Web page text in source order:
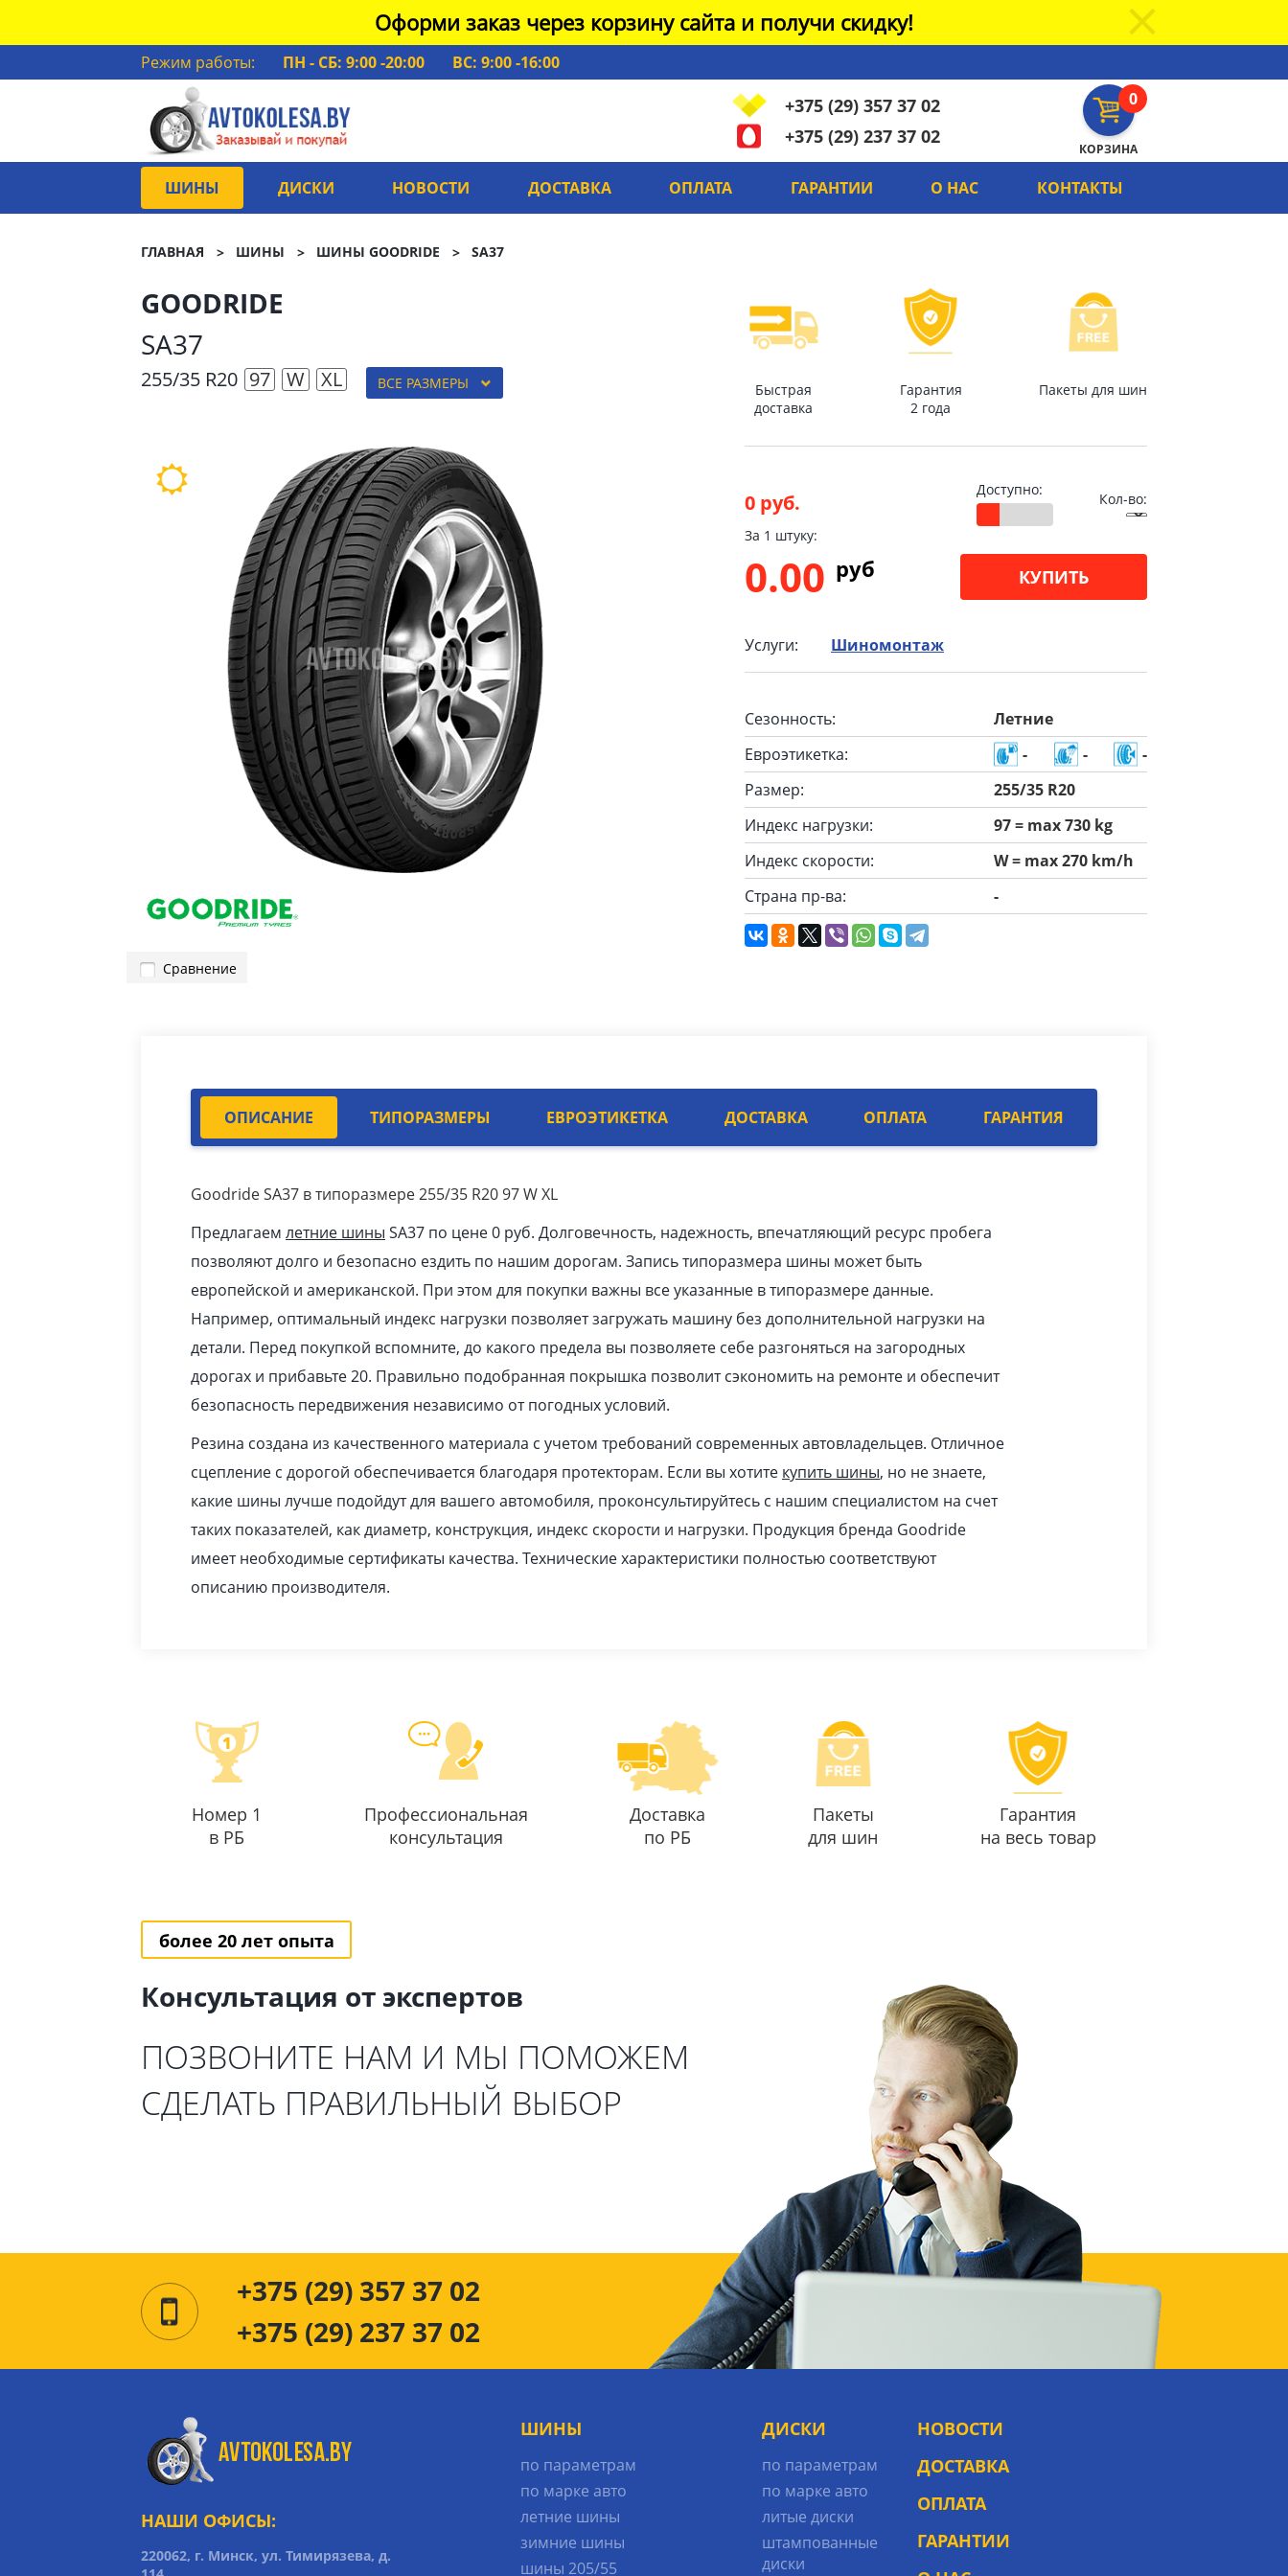
Оформи заказ через корзину сайта и получи скидку!
Режим работы: ПН - СБ: 9:00 -20:00
ВС: 9:00 -16:00
0
КОРЗИНА
+375 (29) 357 37 02
+375 (29) 237 37 02
ШИНЫ ДИСКИ НОВОСТИ ДОСТАВКА ОПЛАТА ГАРАНТИИ О НАС КОНТАКТЫ
ГЛАВНАЯ ШИНЫ ШИНЫ GOODRIDE SA37
GOODRIDE
SA37
255/35 R20 97 W XL ВСЕ РАЗМЕРЫ
Сравнение
Быстрая
доставка
Гарантия
2 года
Пакеты для шин
0 руб.
Доступно:
Кол-во:
За 1 штуку:
0.00 pуб КУПИТЬ
Услуги: Шиномонтаж
Сезонность:
Летние
Евроэтикетка:
- -
-
Размер:
255/35 R20
Индекс нагрузки:
97 = max 730 kg
Индекс скорости:
W = max 270 km/h
Страна пр-ва:
-
ОПИСАНИЕ ТИПОРАЗМЕРЫ ЕВРОЭТИКЕТКА ДОСТАВКА ОПЛАТА ГАРАНТИЯ
Goodride SA37 в типоразмере 255/35 R20 97 W XL
Предлагаем летние шины SA37 по цене 0 руб. Долговечность, надежность, впечатляющий ресурс пробега
позволяют долго и безопасно ездить по нашим дорогам. Запись типоразмера шины может быть
европейской и американской. При этом для покупки важны все указанные в типоразмере данные.
Например, оптимальный индекс нагрузки позволяет загружать машину без дополнительной нагрузки на
детали. Перед покупкой вспомните, до какого предела вы позволяете себе разгоняться на загородных
дорогах и прибавьте 20. Правильно подобранная покрышка позволит сэкономить на ремонте и обеспечит
безопасность передвижения независимо от погодных условий.
Резина создана из качественного материала с учетом требований современных автовладельцев. Отличное
сцепление с дорогой обеспечивается благодаря протекторам. Если вы хотите купить шины, но не знаете,
какие шины лучше подойдут для вашего автомобиля, проконсультируйтесь с нашим специалистом на счет
таких показателей, как диаметр, конструкция, индекс скорости и нагрузки. Продукция бренда Goodride
имеет необходимые сертификаты качества. Технические характеристики полностью соответствуют
описанию производителя.
Номер 1
в РБ
Профессиональная
консультация
Доставка
по РБ
Пакеты
для шин
Гарантия
на весь товар
более 20 лет опыта
Консультация от экспертов
ПОЗВОНИТЕ НАМ И МЫ ПОМОЖЕМ
СДЕЛАТЬ ПРАВИЛЬНЫЙ ВЫБОР
+375 (29) 357 37 02
+375 (29) 237 37 02
НАШИ ОФИСЫ:
220062, г. Минск, ул. Тимирязева, д.
ШИНЫ
по параметрам
по марке авто
летние шины
зимние шины
шины 205/55
ДИСКИ
по параметрам
по марке авто
литые диски
штампованные
диски
НОВОСТИ
ДОСТАВКА
ОПЛАТА
ГАРАНТИИ